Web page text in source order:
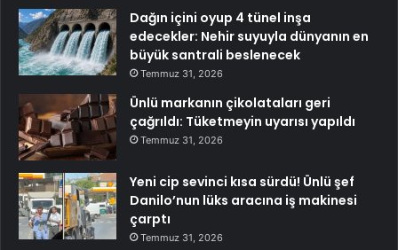
Dağın içini oyup 4 tünel inşa
edecekler: Nehir suyuyla dünyanın en
büyük santrali beslenecek
Temmuz 31, 2026
Ünlü markanın çikolataları geri
çağrıldı: Tüketmeyin uyarısı yapıldı
Temmuz 31, 2026
Yeni cip sevinci kısa sürdü! Ünlü şef
Danilo’nun lüks aracına iş makinesi
çarptı
Temmuz 31, 2026